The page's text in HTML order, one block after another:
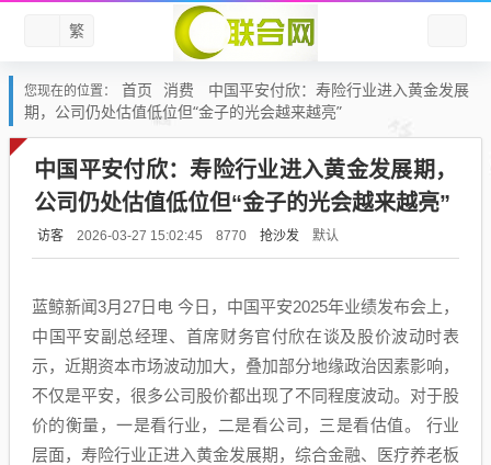
繁
您现在的位置： 首页 消费
中国平安付欣：寿险行业进入黄金发展
期，公司仍处估值低位但“金子的光会越来越亮”
中国平安付欣：寿险行业进入黄金发展期，
公司仍处估值低位但“金子的光会越来越亮”
访客 2026-03-27 15:02:45 8770 抢沙发 默认
蓝鲸新闻3月27日电 今日，中国平安2025年业绩发布会上，
中国平安副总经理、首席财务官付欣在谈及股价波动时表
示，近期资本市场波动加大，叠加部分地缘政治因素影响，
不仅是平安，很多公司股价都出现了不同程度波动。对于股
价的衡量，一是看行业，二是看公司，三是看估值。 行业
层面，寿险行业正进入黄金发展期，综合金融、医疗养老板